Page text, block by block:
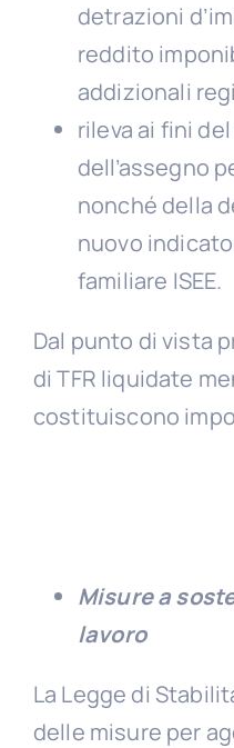
detrazioni
reddito
addizionali
rileva ai fini
dell’assegno
nonché della
nuovo
familiare ISEE.
Dal punto di vista
di TFR liquidate
costituiscono
Misure a
lavoro
La Legge di
delle misure per